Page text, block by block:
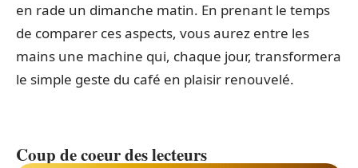
en rade un dimanche matin. En prenant le temps
de comparer ces aspects, vous aurez entre les
mains une machine qui, chaque jour, transformera
le simple geste du café en plaisir renouvelé.
Coup de coeur des lecteurs